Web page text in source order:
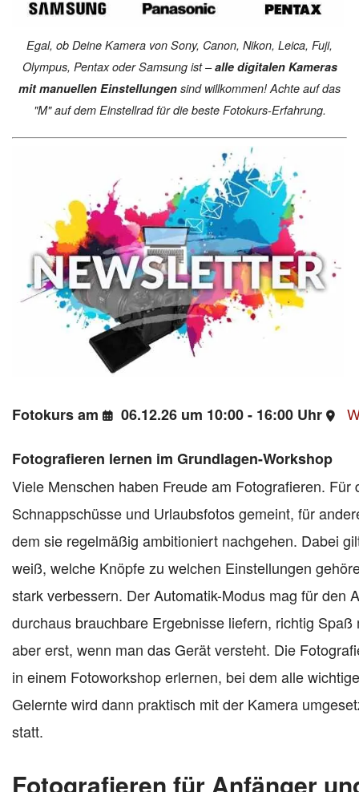
Egal, ob Deine Kamera von Sony, Canon, Nikon, Leica, Fuji,
Olympus, Pentax oder Samsung ist –alle digitalen Kameras
mit manuellen Einstellungen sind willkommen! Achte auf das
"M" auf dem Einstellrad für die beste Fotokurs-Erfahrung.
Fotokurs am 06.12.26 um 10:00 - 16:00 Uhr
Fotografieren lernen im Grundlagen-Workshop
Viele Menschen haben Freude am Fotografieren.
Schnappschüsse und Urlaubsfotos gemeint, für
dem sie regelmäßig ambitioniert nachgehen. Dabei
weiß, welche Knöpfe zu welchen Einstellungen
stark verbessern. Der Automatik-Modus mag für den
durchaus brauchbare Ergebnisse liefern, richtig
aber erst, wenn man das Gerät versteht. Die
in einem Fotoworkshop erlernen, bei dem alle
Gelernte wird dann praktisch mit der Kamera
statt.
Fotografieren für Anfänger